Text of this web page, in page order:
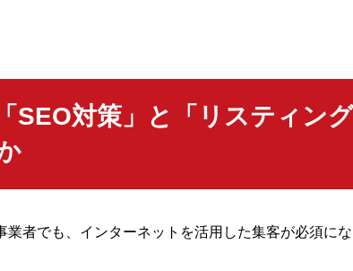
SEO対策」と「リスティン
者でも、インターネットを活用した集客が必須にな